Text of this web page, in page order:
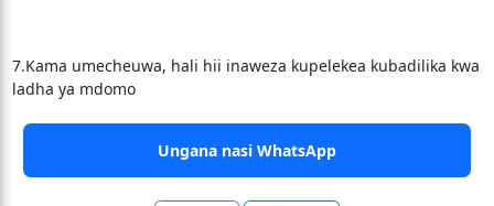
7.Kama umecheuwa, hali hii inaweza kupelekea kubadilika kwa
ladha ya mdomo
Ungana nasi WhatsApp